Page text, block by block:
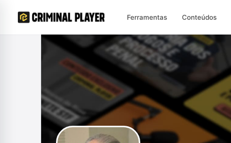
Ferramentas Conteúdos